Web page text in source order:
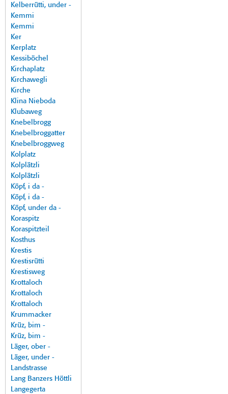
Kelberrütti, under -
Kemmi
Kemmi
Ker
Kerplatz
Kessiböchel
Kirchaplatz
Kirchawegli
Kirche
Klina Nieboda
Klubaweg
Knebelbrogg
Knebelbroggatter
Knebelbroggweg
Kolplatz
Kolplätzli
Kolplätzli
Köpf, i da -
Köpf, i da -
Köpf, under da -
Koraspitz
Koraspitzteil
Kosthus
Krestis
Krestisrütti
Krestisweg
Krottaloch
Krottaloch
Krottaloch
Krummacker
Krüz, bim -
Krüz, bim -
Läger, ober -
Läger, under -
Landstrasse
Lang Banzers Höttli
Langegerta